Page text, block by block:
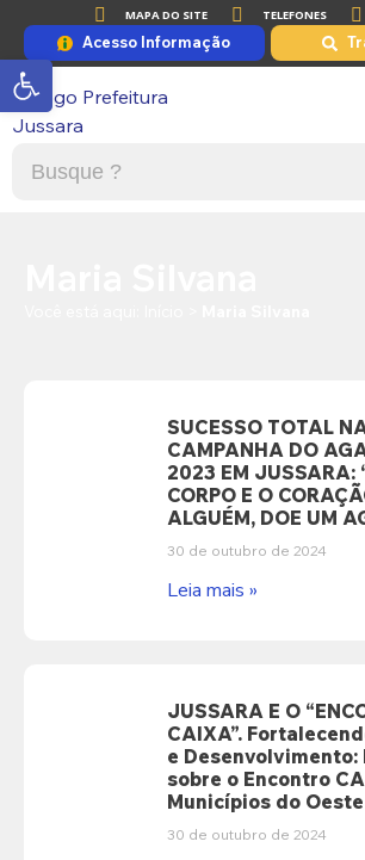
Abrir a barra de ferramentas
MAPA DO SITE TELEFONES
Acesso Informação
SUCESSO TOTAL
CAMPANHA DO
2023 EM JUSSARA:
CORPO E O
ALGUÉM, DOE UM
30 de outubro de 2024
Leia mais »
JUSSARA E O
CAIXA”.
e Desenvolvimento:
sobre o Encontro
Municípios do
30 de outubro de 2024